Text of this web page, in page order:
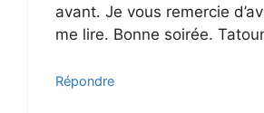
avant. Je vous remercie
me lire. Bonne soirée.
Répondre